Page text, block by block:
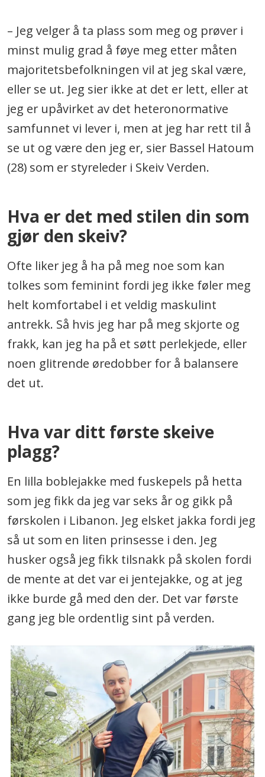
– Jeg velger å ta plass som meg og prøver i
minst mulig grad å føye meg etter måten
majoritetsbefolkningen vil at jeg skal være,
eller se ut. Jeg sier ikke at det er lett, eller at
jeg er upåvirket av det heteronormative
samfunnet vi lever i, men at jeg har rett til å
se ut og være den jeg er, sier Bassel Hatoum
(28) som er styreleder i Skeiv Verden.
Hva er det med stilen din som
gjør den skeiv?
Ofte liker jeg å ha på meg noe som kan
tolkes som feminint fordi jeg ikke føler meg
helt komfortabel i et veldig maskulint
antrekk. Så hvis jeg har på meg skjorte og
frakk, kan jeg ha på et søtt perlekjede, eller
noen glitrende øredobber for å balansere
det ut.
Hva var ditt første skeive
plagg?
En lilla boblejakke med fuskepels på hetta
som jeg fikk da jeg var seks år og gikk på
førskolen i Libanon. Jeg elsket jakka fordi jeg
så ut som en liten prinsesse i den. Jeg
husker også jeg fikk tilsnakk på skolen fordi
de mente at det var ei jentejakke, og at jeg
ikke burde gå med den der. Det var første
gang jeg ble ordentlig sint på verden.